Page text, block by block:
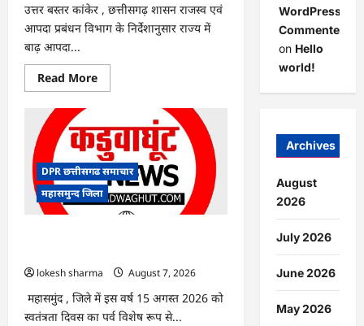
उत्तर बस्तर कांकेर , छत्तीसगढ़ शासन राजस्व एवं
आपदा प्रबंधन विभाग के निर्देशानुसार राज्य में
बाढ़ आपदा...
Read MoreRead
more
:
आपदा
प्रबंधन
संबंधी
राज्य
स्तरीय
मॉक
एक्सरसाइज
कार्यशाला
आयोजित
DPR छत्तीसगढ समाचार
महासमुन्द जिला
lokesh sharma
August 7, 2026
महासमुंद , जिले में इस वर्ष 15 अगस्त 2026 को
स्वतंत्रता दिवस का पर्व विशेष रूप से...
WordPress
Commenter
on Hello
world!
Archives
August
2026
July 2026
June 2026
May 2026